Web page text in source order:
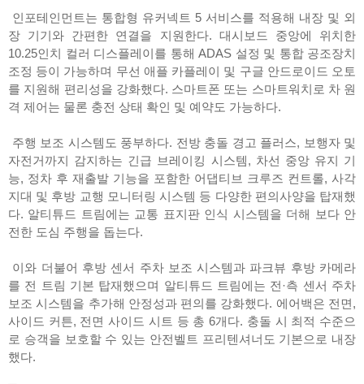
인포테인먼트는 통합형 유커넥트 5 서비스를 적용해 내장 및 외
장 기기와 간편한 연결을 지원한다. 대시보드 중앙에 위치한
10.25인치 컬러 디스플레이를 통해 ADAS 설정 및 통합 공조장치
조정 등이 가능하며 무선 애플 카플레이 및 구글 안드로이드 오토
를 지원해 편리성을 강화했다. 스마트폰 또는 스마트워치로 차 원
격 제어는 물론 충전 상태 확인 및 예약도 가능하다.
주행 보조 시스템도 풍부하다. 전방 충돌 경고 플러스, 보행자 및
자전거까지 감지하는 긴급 브레이킹 시스템, 차선 중앙 유지 기
능, 정차 후 재출발 기능을 포함한 어댑티브 크루즈 컨트롤, 사각
지대 및 후방 교행 모니터링 시스템 등 다양한 편의사양을 탑재했
다. 알티튜드 트림에는 교통 표지판 인식 시스템을 더해 보다 안
전한 도심 주행을 돕는다.
이와 더불어 후방 센서 주차 보조 시스템과 파크뷰 후방 카메라
를 전 트림 기본 탑재했으며 알티튜드 트림에는 전·측 센서 주차
보조 시스템을 추가해 안정성과 편의를 강화했다. 에어백은 전면,
사이드 커튼, 전면 사이드 시트 등 총 6개다. 충돌 시 최적 수준으
로 승객을 보호할 수 있는 안전벨트 프리텐셔너도 기본으로 내장
했다.